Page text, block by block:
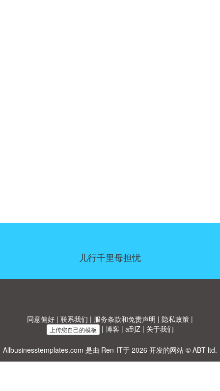
儿行千里母担忧
同意偏好 | 联系我们 | 服务条款和免责声明 | 隐私政策 |
上传您自己的模板 | 博客 | a到Z| 关于我们
Allbusinesstemplates.com 是由 Ren-IT于 2026 开发的网站 © ABT ltd.